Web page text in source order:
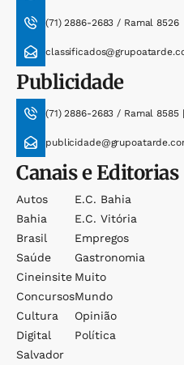
(71) 2886-2683 / Ramal 8526
Publicidade
(71) 2886-2683 / Ramal 8585
Canais e Editorias
Autos
Bahia
Brasil
Saúde
Cineinsite
Concursos
Cultura
Digital
Salvador
E.c. Bahia
E.c. Vitória
Empregos
Gastronomia
Muito
Mundo
Opinião
Política